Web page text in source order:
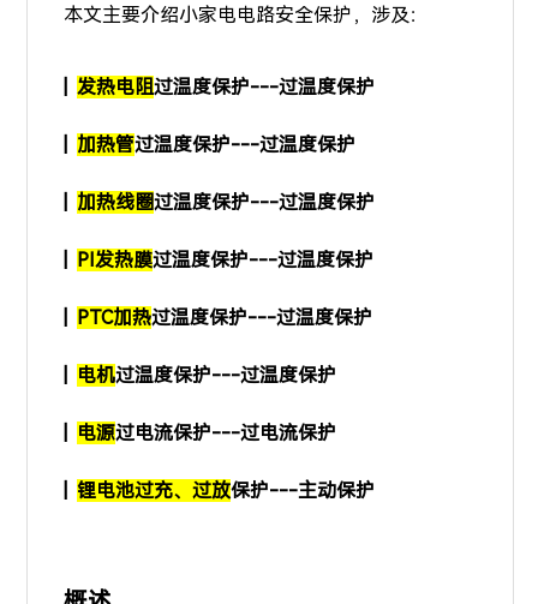
本文主要介绍小家电电路安全保护，涉及：
|发热电阻过温度保护---过温度保护
加热管过温度保护---过温度保护
加热线圈过温度保护---过温度保护
PI发热膜过温度保护---过温度保护
PTC加热过温度保护---过温度保护
电机过温度保护---过温度保护
电源过电流保护---过电流保护
|锂电池过充、过放保护---主动保护